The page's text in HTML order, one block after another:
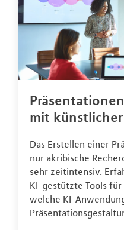
mit
Das Erstellen einer
nur akribische
sehr zeitintensiv.
KI-gestützte Tools
welche KI-